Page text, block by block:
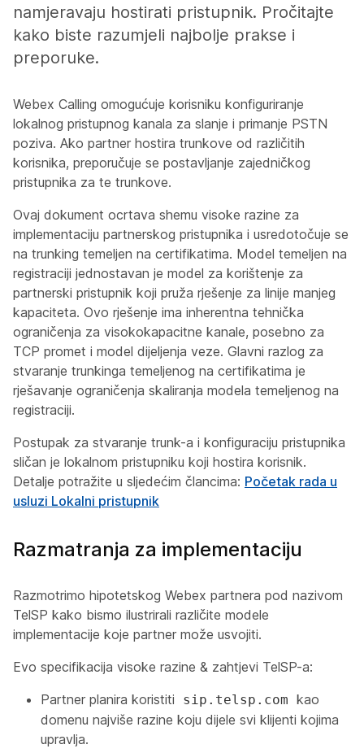
namjeravaju hostirati pristupnik. Pročitajte
kako biste razumjeli najbolje prakse i
preporuke.
Webex Calling omogućuje korisniku konfiguriranje
lokalnog pristupnog kanala za slanje i primanje PSTN
poziva. Ako partner hostira trunkove od različitih
korisnika, preporučuje se postavljanje zajedničkog
pristupnika za te trunkove.
Ovaj dokument ocrtava shemu visoke razine za
implementaciju partnerskog pristupnika i usredotočuje se
na trunking temeljen na certifikatima. Model temeljen na
registraciji jednostavan je model za korištenje za
partnerski pristupnik koji pruža rješenje za linije manjeg
kapaciteta. Ovo rješenje ima inherentna tehnička
ograničenja za visokokapacitne kanale, posebno za
TCP promet i model dijeljenja veze. Glavni razlog za
stvaranje trunkinga temeljenog na certifikatima je
rješavanje ograničenja skaliranja modela temeljenog na
registraciji.
Postupak za stvaranje trunk-a i konfiguraciju pristupnika
sličan je lokalnom pristupniku koji hostira korisnik.
Detalje potražite u sljedećim člancima: Početak rada u
usluzi Lokalni pristupnik
Razmatranja za implementaciju
Razmotrimo hipotetskog Webex partnera pod nazivom
TelSP kako bismo ilustrirali različite modele
implementacije koje partner može usvojiti.
Evo specifikacija visoke razine & zahtjevi TelSP-a:
Partner planira koristiti
sip.telsp.com kao
domenu najviše razine koju dijele svi klijenti kojima
upravlja.